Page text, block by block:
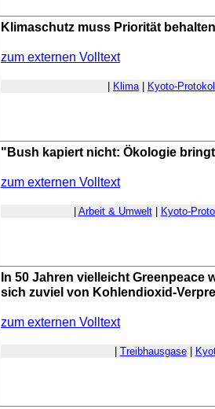
Klimaschutz muss Priorität behalten
zum externen Volltext
Klima| Kyoto-
"Bush kapiert nicht: Ökologie
zum externen Volltext
Arbeit & Umwelt| Kyoto-
In 50 Jahren vielleicht Greenpeace
sich zuviel von Kohlendioxid-
zum externen Volltext
Treibhausgase|